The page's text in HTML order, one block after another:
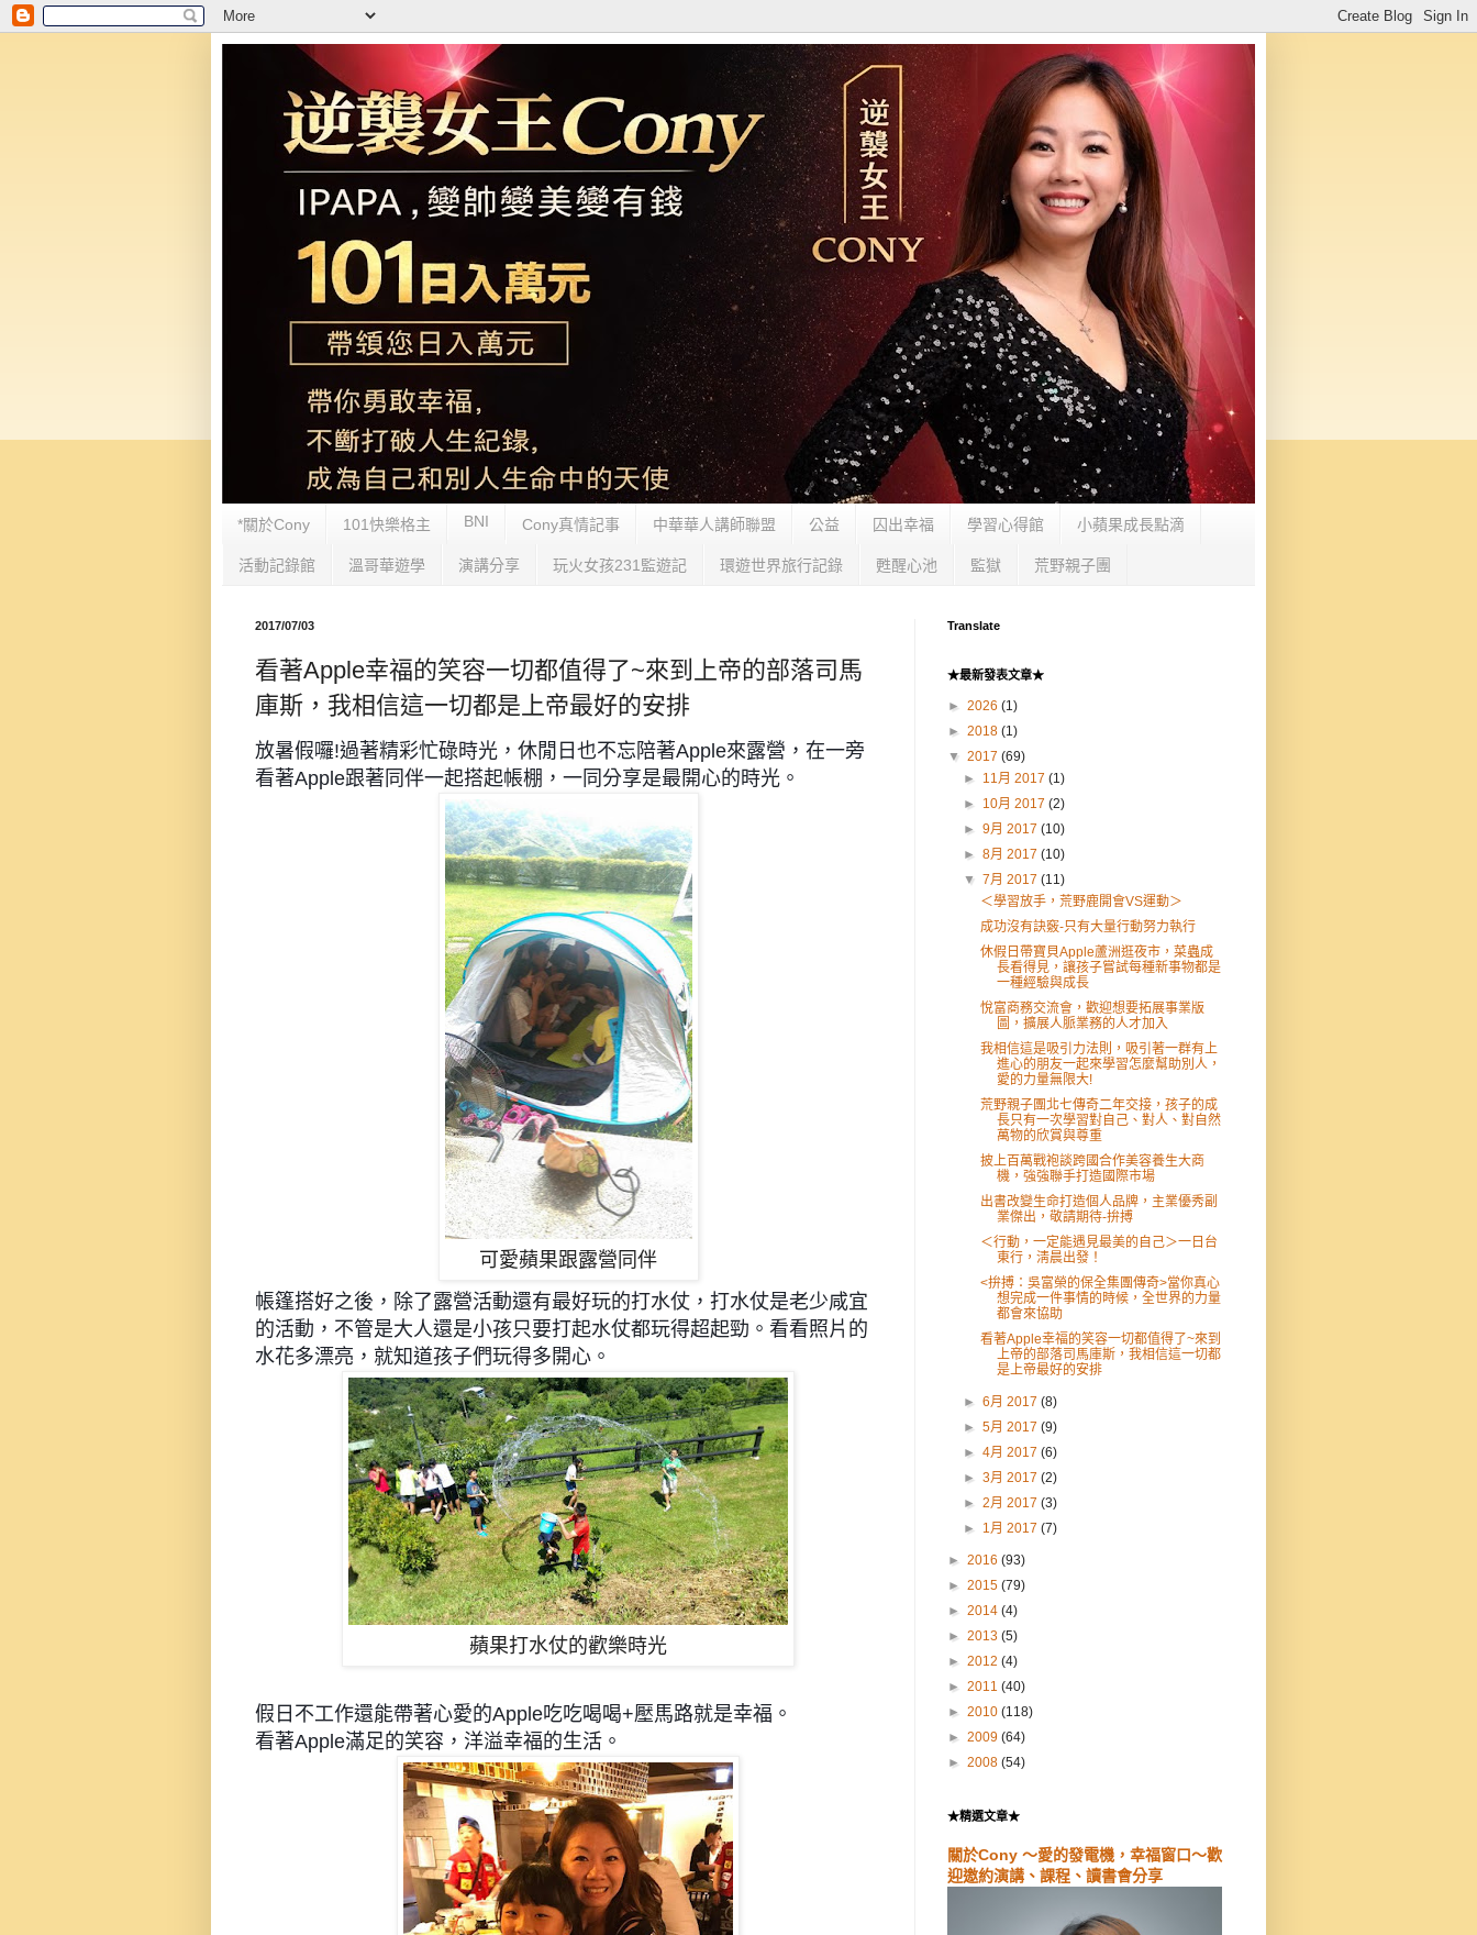
*關於Cony 101快樂格主 BNI Cony真情記事 中華華人講師聯盟 公益 囚出幸福 學習心得館 小蘋果成長點滴
活動記錄館 溫哥華遊學 演講分享 玩火女孩231監遊記 環遊世界旅行記錄 甦醒心池 監獄 荒野親子團
2017/07/03
看著Apple幸福的笑容一切都值得了~來到上帝的部落司馬
庫斯，我相信這一切都是上帝最好的安排
放暑假囉!過著精彩忙碌時光，休閒日也不忘陪著Apple來露營，在一旁
看著Apple跟著同伴一起搭起帳棚，一同分享是最開心的時光。
可愛蘋果跟露營同伴
帳篷搭好之後，除了露營活動還有最好玩的打水仗，打水仗是老少咸宜
的活動，不管是大人還是小孩只要打起水仗都玩得超起勁。看看照片的
水花多漂亮，就知道孩子們玩得多開心。
蘋果打水仗的歡樂時光
假日不工作還能帶著心愛的Apple吃吃喝喝+壓馬路就是幸福。
看著Apple滿足的笑容，洋溢幸福的生活。
Translate
★最新發表文章★
► 2026 (1)
► 2018 (1)
▼ 2017 (69)
► 11月 2017(1)
► 10月 2017(2)
►9月 2017(10)
►8月 2017(10)
▼7月 2017(11)
＜學習放手，荒野鹿開會VS運動＞
成功沒有訣竅-只有大量行動努力執行
休假日帶寶貝Apple蘆洲逛夜市，菜蟲成
長看得見，讓孩子嘗試每種新事物都是
一種經驗與成長
悅富商務交流會，歡迎想要拓展事業版
圖，擴展人脈業務的人才加入
我相信這是吸引力法則，吸引著一群有上
進心的朋友一起來學習怎麼幫助別人，
愛的力量無限大!
荒野親子團北七傳奇二年交接，孩子的成
長只有一次學習對自己、對人、對自然
萬物的欣賞與尊重
披上百萬戰袍談跨國合作美容養生大商
機，強強聯手打造國際市場
出書改變生命打造個人品牌，主業優秀副
業傑出，敬請期待-拚搏
＜行動，一定能遇見最美的自己＞一日台
東行，淸晨出發！
<拚搏：吳富榮的保全集團傳奇>當你真心
想完成一件事情的時候，全世界的力量
都會來協助
看著Apple幸福的笑容一切都值得了~來到
上帝的部落司馬庫斯，我相信這一切都
是上帝最好的安排
►6月 2017(8)
►5月 2017(9)
►4月 2017(6)
►3月 2017(2)
►2月 2017(3)
► 1月 2017(7)
► 2016 (93)
► 2015 (79)
► 2014 (4)
► 2013 (5)
► 2012 (4)
► 2011 (40)
► 2010 (118)
► 2009 (64)
► 2008 (54)
★精選文章★
關於Cony ～愛的發電機，幸福窗口～歡
迎邀約演講、課程、讀書會分享